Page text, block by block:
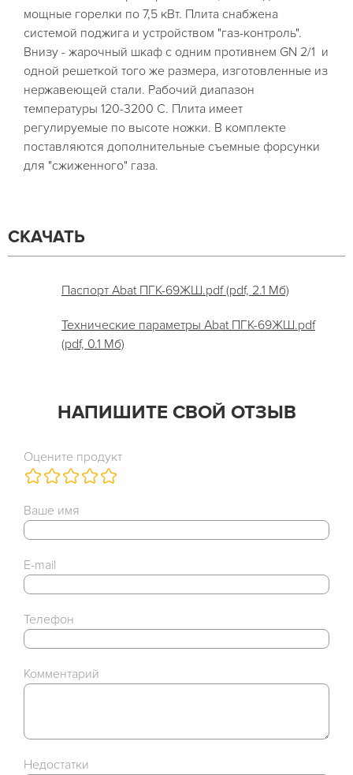
мощные горелки по 7,5 кВт. Плита снабжена
системой поджига и устройством "газ-контроль".
Внизу - жарочный шкаф с одним противнем GN 2/1 и
одной решеткой того же размера, изготовленные из
нержавеющей стали. Рабочий диапазон
температуры 120-3200 С. Плита имеет
регулируемые по высоте ножки. В комплекте
поставляются дополнительные съемные форсунки
для "сжиженного" газа.
СКАЧАТЬ
Паспорт Abat ПГК-69ЖШ.pdf (pdf, 2.1 Мб)
Технические параметры Abat ПГК-69ЖШ.pdf
(pdf, 0.1 Мб)
НАПИШИТЕ СВОЙ ОТЗЫВ
Оцените продукт
Ваше имя
E-mail
Телефон
Комментарий
Недостатки